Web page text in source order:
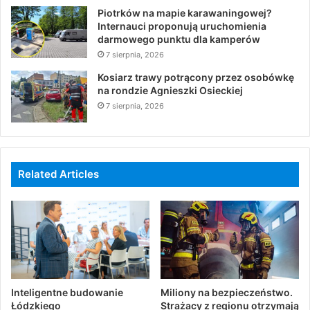
Piotrków na mapie karawaningowej?
Internauci proponują uruchomienia
darmowego punktu dla kamperów
7 sierpnia, 2026
Kosiarz trawy potrącony przez osobówkę
na rondzie Agnieszki Osieckiej
7 sierpnia, 2026
Related Articles
Inteligentne budowanie
Łódzkiego
Miliony na bezpieczeństwo.
Strażacy z regionu otrzymają